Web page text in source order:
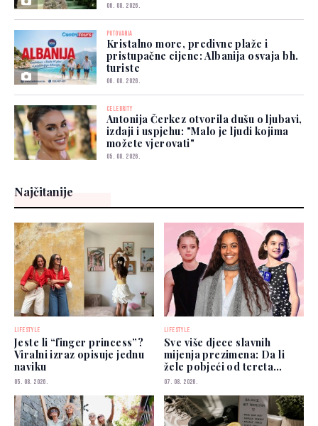
06. 08. 2026.
PUTOVANJA
Kristalno more, predivne plaže i
pristupačne cijene: Albanija osvaja bh.
turiste
06. 08. 2026.
CELEBRITY
Antonija Čerkez otvorila dušu o ljubavi,
izdaji i uspjehu: "Malo je ljudi kojima
možete vjerovati"
05. 08. 2026.
Najčitanije
LIFESTYLE
Jeste li “finger princess”?
Viralni izraz opisuje jednu
naviku
05. 08. 2026.
LIFESTYLE
Sve više djece slavnih
mijenja prezimena: Da li
žele pobjeći od tereta
poznatih roditelja?
07. 08. 2026.